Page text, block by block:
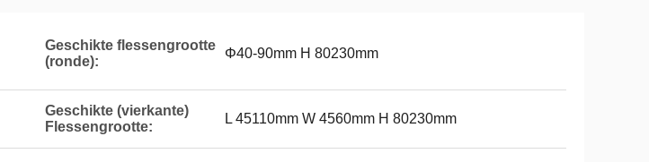
Geschikte flessengrootte
(ronde):
Φ40-90mm H 80230mm
Geschikte (vierkante)
Flessengrootte:
L 45110mm W 4560mm H 80230mm